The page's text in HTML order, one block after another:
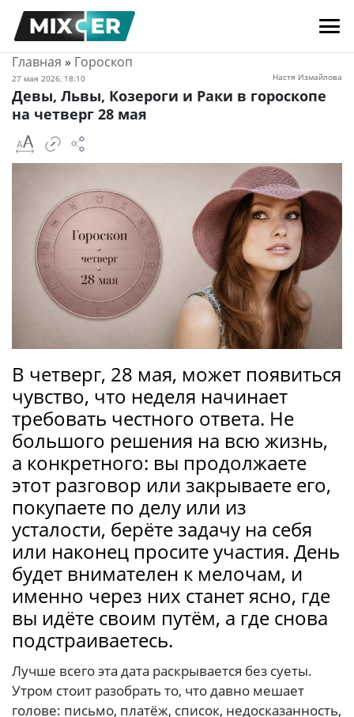
Главная » Гороскоп
27 мая 2026, 18:10 Настя Измайлова
Девы, Львы, Козероги и Раки в гороскопе
на четверг 28 мая
В четверг, 28 мая, может появиться
чувство, что неделя начинает
требовать честного ответа. Не
большого решения на всю жизнь,
а конкретного: вы продолжаете
этот разговор или закрываете его,
покупаете по делу или из
усталости, берёте задачу на себя
или наконец просите участия. День
будет внимателен к мелочам, и
именно через них станет ясно, где
вы идёте своим путём, а где снова
подстраиваетесь.
Лучше всего эта дата раскрывается без суеты.
Утром стоит разобрать то, что давно мешает
голове: письмо, платёж, список, недосказанность,